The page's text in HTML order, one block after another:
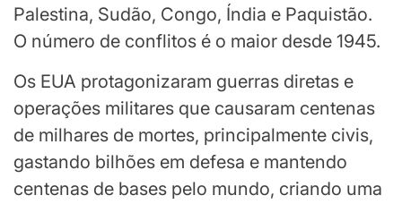
Palestina, Sudão, Congo, Índia e Paquistão.
O número de conflitos é o maior desde 1945.
Os EUA protagonizaram guerras diretas e
operações militares que causaram centenas
de milhares de mortes, principalmente civis,
gastando bilhões em defesa e mantendo
centenas de bases pelo mundo, criando uma